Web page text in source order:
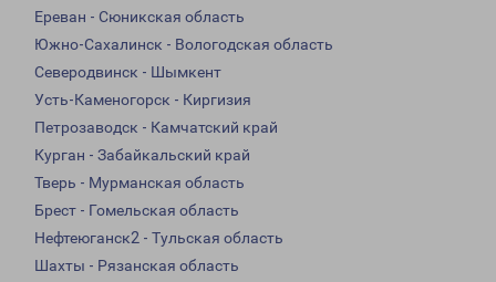
Ереван - Сюникская область
Южно-Сахалинск - Вологодская область
Северодвинск - Шымкент
Усть-Каменогорск - Киргизия
Петрозаводск - Камчатский край
Курган - Забайкальский край
Тверь - Мурманская область
Брест - Гомельская область
Нефтеюганск2 - Тульская область
Шахты - Рязанская область